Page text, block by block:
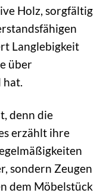
Holz, sorgfältig
Langlebigkeit
über
hat.
denn die
erzählt ihre
sondern Zeugen
dem Möbelstück